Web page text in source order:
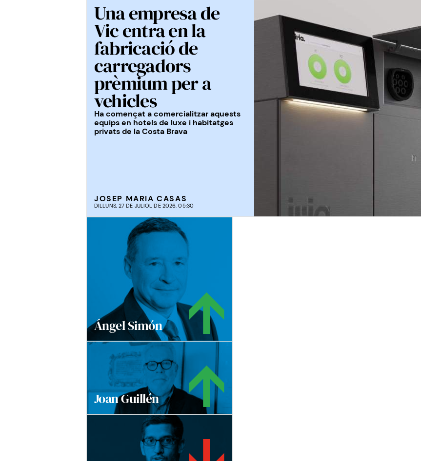
Una empresa de
Vic entra en la
fabricació de
carregadors
prèmium per a
vehicles
Ha començat a comercialitzar aquests
equips en hotels de luxe i habitatges
privats de la Costa Brava
JOSEP MARIA CASAS
DILLUNS, 27 DE JULIOL DE 2026. 05:30
Ángel Simón
Joan Guillén